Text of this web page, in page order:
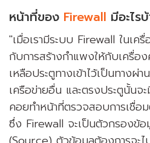
หน้าที่ของ Firewall มีอะไร
"เมื่อเรามีระบบ Firewall ในเ
กับการสร้างกำแพงให้กับเครื่อ
เหลือประตูทางเข้าไว้เป็นทางผ่
เครือข่ายอื่น และตรงประตูนั้น
คอยทำหน้าที่ตรวจสอบการเชื่อ
ซึ่ง Firewall จะเป็นตัวกรองข้